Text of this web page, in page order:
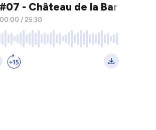
#07 - Château de la Barre -
00:00 / 25:30